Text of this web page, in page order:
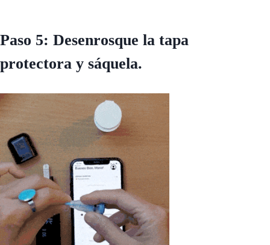
Paso 5: Desenrosque la tapa
protectora y sáquela.